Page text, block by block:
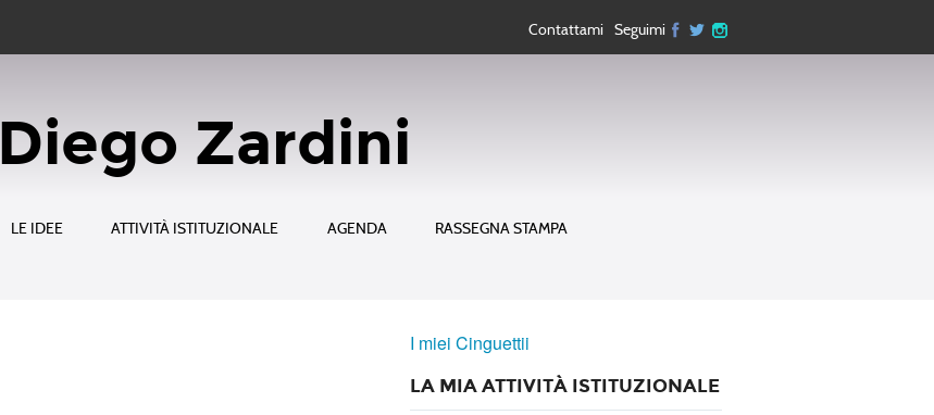
Contattami Seguimi
Diego Zardini
LE IDEE ATTIVITÀ ISTITUZIONALE AGENDA RASSEGNA STAMPA
I miei Cinguettii
LA MIA ATTIVITÀ ISTITUZIONALE